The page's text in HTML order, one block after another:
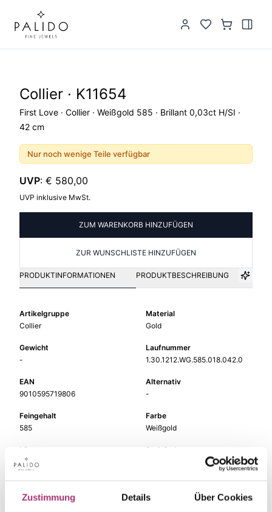
Zustimmung Details Über Cookies
Collier · K11654
First Love · Collier · Weißgold 585 · Brillant 0,03ct H/SI ·
42 cm
Nur noch wenige Teile verfügbar
UVP: € 580,00
UVP inklusive MwSt.
ZUM WARENKORB HINZUFÜGEN
ZUR WUNSCHLISTE HINZUFÜGEN
PRODUKTINFORMATIONEN PRODUKTBESCHREIBUNG
Artikelgruppe
Collier
Material
Gold
Gewicht
-
Laufnummer
1.30.1212.WG.585.018.042.0
EAN
9010595719806
Alternativ
-
Feingehalt
585
Farbe
Weißgold
Länge
42 cm
Steinfarbe
Steinart
Diamant
Stein
Brill.